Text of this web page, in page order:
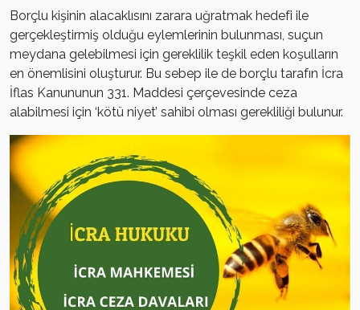
Borçlu kişinin alacaklısını zarara uğratmak hedefi ile
gerçekleştirmiş olduğu eylemlerinin bulunması, suçun
meydana gelebilmesi için gereklilik teşkil eden koşulların
en önemlisini oluşturur. Bu sebep ile de borçlu tarafın İcra
İflas Kanununun 331. Maddesi çerçevesinde ceza
alabilmesi için ‘kötü niyet’ sahibi olması gerekliliği bulunur.